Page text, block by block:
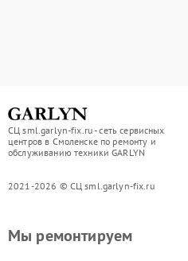
СЦ sml.garlyn-fix.ru - сеть сервисных
центров в Смоленске по ремонту и
обслуживанию техники GARLYN
2021-2026 © СЦ sml.garlyn-fix.ru
Мы ремонтируем